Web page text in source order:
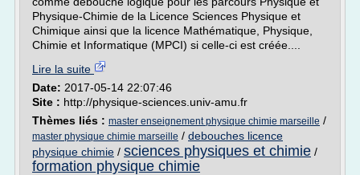
Physique-Chimie de la Licence Sciences Physique et
Chimique ainsi que la licence Mathématique, Physique,
Chimie et Informatique (MPCI) si celle-ci est créée....
Lire la suite
Date: 2017-05-14 22:07:46
Site : http://physique-sciences.univ-amu.fr
Thèmes liés : master enseignement physique chimie marseille /
master physique chimie marseille / debouches licence
physique chimie / sciences physiques et chimie /
formation physique chimie